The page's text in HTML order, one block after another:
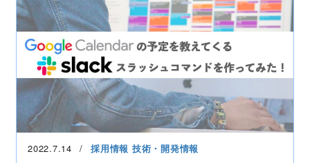
2022.7.14 採用情報 技術・開発情報